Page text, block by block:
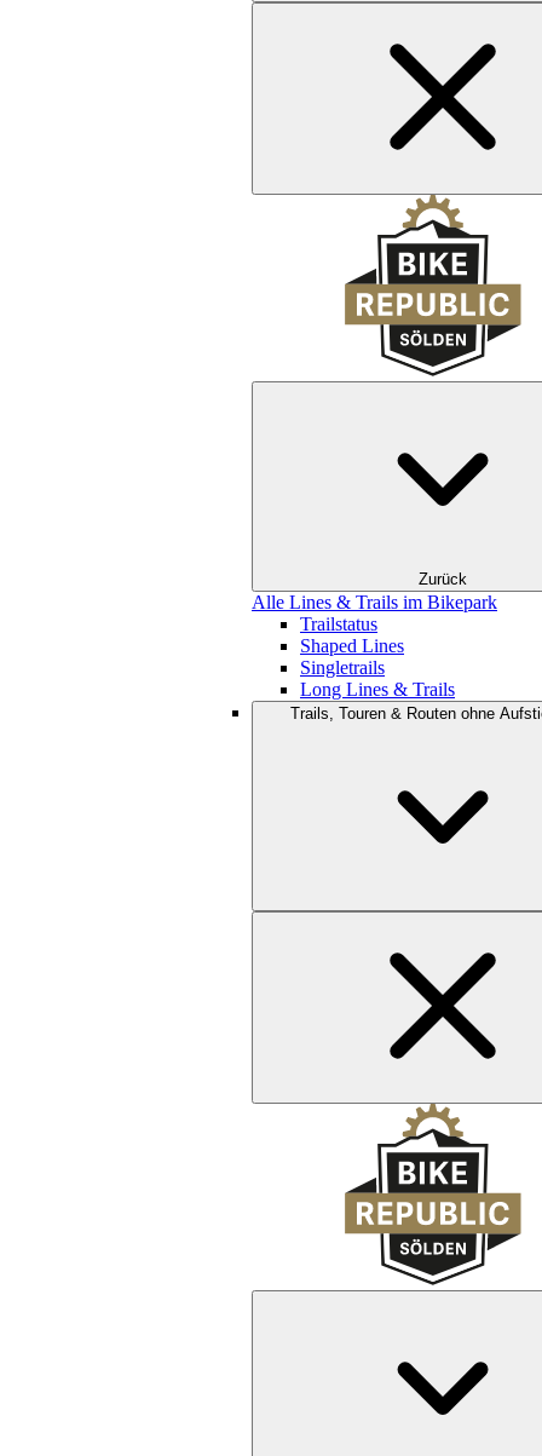
Zurück
Alle Lines & Trails im Bikepark
Trailstatus
Shaped Lines
Singletrails
Long Lines & Trails
Trails, Touren & Routen ohne